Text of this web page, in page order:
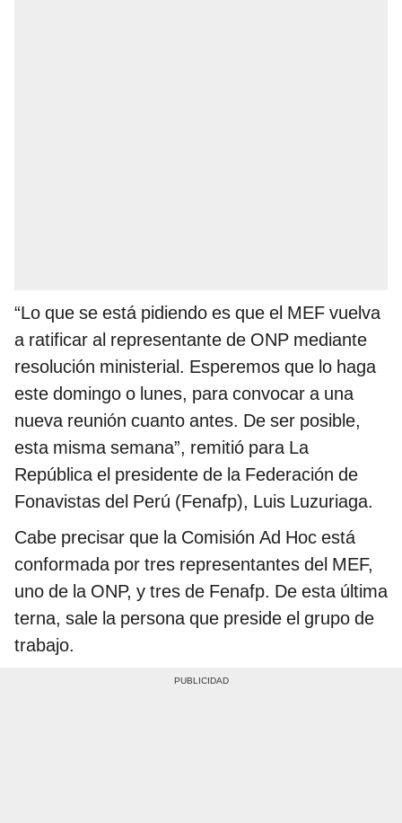
“Lo que se está pidiendo es que el MEF vuelva
a ratificar al representante de ONP mediante
resolución ministerial. Esperemos que lo haga
este domingo o lunes, para convocar a una
nueva reunión cuanto antes. De ser posible,
esta misma semana”, remitió para La
República el presidente de la Federación de
Fonavistas del Perú (Fenafp), Luis Luzuriaga.
Cabe precisar que la Comisión Ad Hoc está
conformada por tres representantes del MEF,
uno de la ONP, y tres de Fenafp. De esta última
terna, sale la persona que preside el grupo de
trabajo.